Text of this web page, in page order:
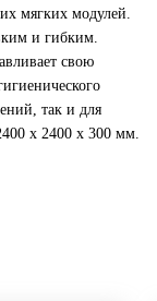
мягких модулей.
и гибким.
свою
так и для
x 2400 х 300 мм.